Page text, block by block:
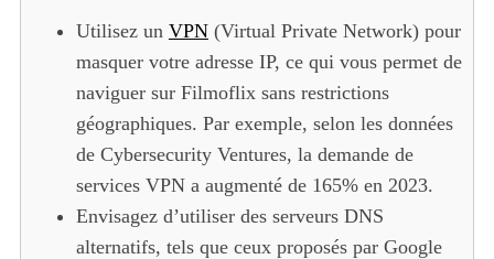
Utilisez un VPN(Virtual Private Network) pour
masquer votre adresse IP, ce qui vous permet de
naviguer sur Filmoflix sans restrictions
géographiques. Par exemple, selon les données
de Cybersecurity Ventures, la demande de
services VPN a augmenté de 165% en 2023.
Envisagez d’utiliser des serveurs DNS
alternatifs, tels que ceux proposés par Google